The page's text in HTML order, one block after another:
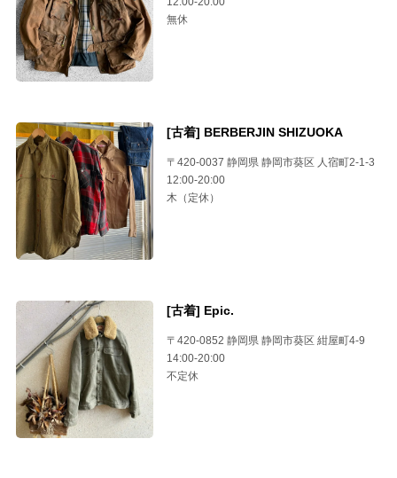
無休
[古着] BERBERJIN SHIZUOKA
〒420-0037 静岡県 静岡市葵区 人宿町2-1-3
12:00-20:00
木（定休）
[古着] Epic.
〒420-0852 静岡県 静岡市葵区 紺屋町4-9
14:00-20:00
不定休